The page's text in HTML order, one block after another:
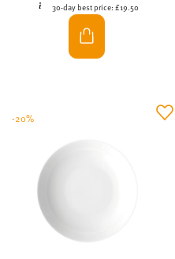
30-day best price:£19.50
-20%